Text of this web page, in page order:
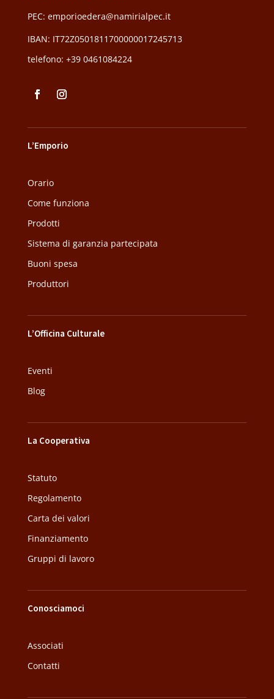
PEC: emporioedera@namirialpec.it
IBAN: IT72Z0501811700000017245713
telefono: +39 0461084224
L’Emporio
Orario
Come funziona
Prodotti
Sistema di garanzia partecipata
Buoni spesa
Produttori
L’Officina Culturale
Eventi
Blog
La Cooperativa
Statuto
Regolamento
Carta dei valori
Finanziamento
Gruppi di lavoro
Conosciamoci
Associati
Contatti